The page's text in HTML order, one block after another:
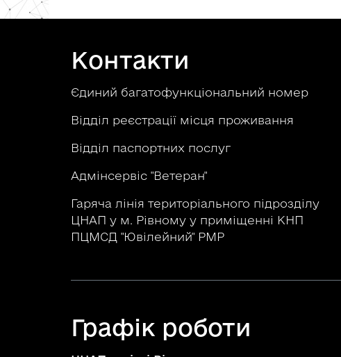
Контакти
Єдиний багатофункціональний номер
Відділ реєстрації місця проживання
Відділ паспортних послуг
Адмінсервіс "Ветеран"
Гаряча лінія територіального підрозділу
ЦНАП у м. Рівному у приміщенні КНП
ПЦМСД "Ювілейний" РМР
Графік роботи